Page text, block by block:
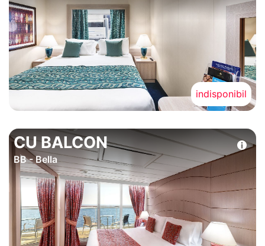
indisponibil
CU BALCON
BB - Bella